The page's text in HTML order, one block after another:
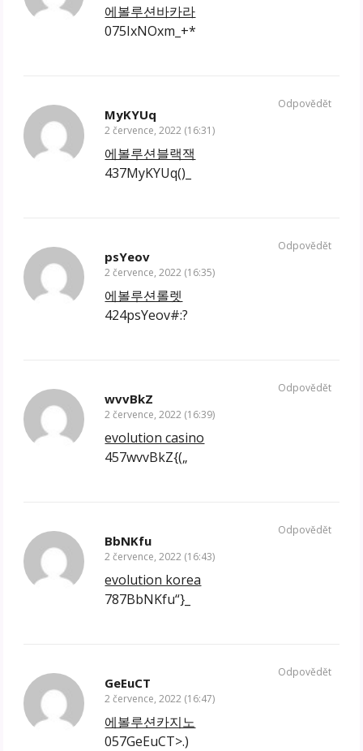
에볼루션바카라
075IxNOxm_+*
MyKYUq
2 července, 2022 (16:31)
에볼루션블랙잭
437MyKYUq()_
Odpovědět
psYeov
2 července, 2022 (16:35)
에볼루션롤렛
424psYeov#:?
Odpovědět
wvvBkZ
2 července, 2022 (16:39)
evolution casino
457wvvBkZ{(„
Odpovědět
BbNKfu
2 července, 2022 (16:43)
evolution korea
787BbNKfu“}_
Odpovědět
GeEuCT
2 července, 2022 (16:47)
에볼루션카지노
057GeEuCT>.)
Odpovědět